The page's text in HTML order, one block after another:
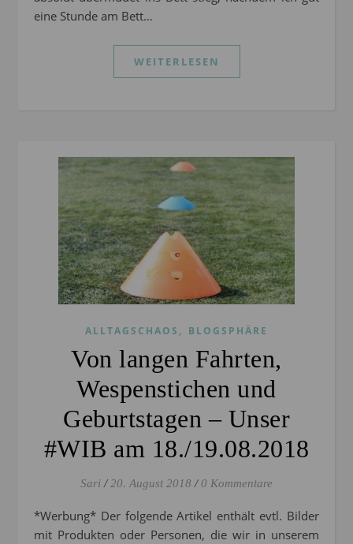
eine Stunde am Bett…
WEITERLESEN
ALLTAGSCHAOS , BLOGSPHÄRE
Von langen Fahrten,
Wespenstichen und
Geburtstagen – Unser
#WIB am 18./19.08.2018
Sari / 20. August 2018 / 0 Kommentare
*Werbung* Der folgende Artikel enthält evtl. Bilder
mit Produkten oder Personen, die wir in unserem